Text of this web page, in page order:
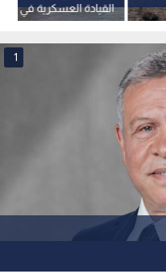
القيادة العسكرية في
بين حماية الولايات
1